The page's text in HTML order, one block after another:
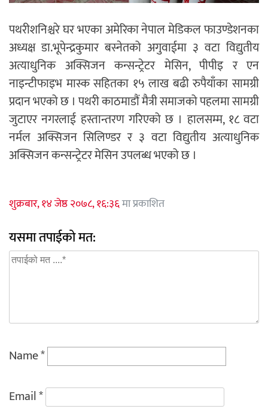
पथरीशनिश्चरे घर भएका अमेरिका नेपाल मेडिकल फाउण्डेशनका
अध्यक्ष डा.भूपेन्द्रकुमार बस्नेतको अगुवाईमा ३ वटा विद्युतीय
अत्याधुनिक अक्सिजन कन्सन्ट्रेटर मेसिन, पीपीइ र एन
नाइन्टीफाइभ मास्क सहितका १५ लाख बढी रुपैयाँका सामग्री
प्रदान भएको छ । पथरी काठमाडौं मैत्री समाजको पहलमा सामग्री
जुटाएर नगरलाई हस्तान्तरण गरिएको छ । हालसम्म, १८ वटा
नर्मल अक्सिजन सिलिण्डर र ३ वटा विद्युतीय अत्याधुनिक
अक्सिजन कन्सन्ट्रेटर मेसिन उपलब्ध भएको छ ।
शुक्रबार, १४ जेष्ठ २०७८, १६:३६मा प्रकाशित
यसमा तपाईको मत:
Name*
Email*